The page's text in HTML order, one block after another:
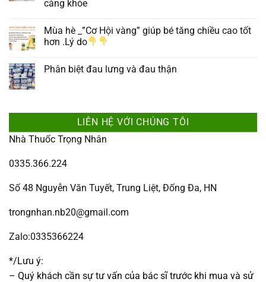
càng khỏe
Mùa hè _”Cơ Hội vàng” giúp bé tăng chiều cao tốt
hơn .Lý do
Phân biệt đau lưng và đau thận
LIÊN HỆ VỚI CHÚNG TÔI
Nhà Thuốc Trọng Nhân
0335.366.224
Số 48 Nguyễn Văn Tuyết, Trung Liệt, Đống Đa, HN
trongnhan.nb20@gmail.com
Zalo:0335366224
*/Lưu ý:
– Quý khách cần sự tư vấn của bác sĩ trước khi mua và sử